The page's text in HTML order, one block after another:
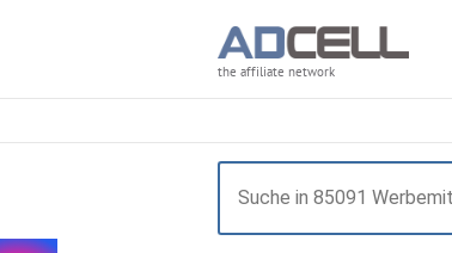
the affiliate network